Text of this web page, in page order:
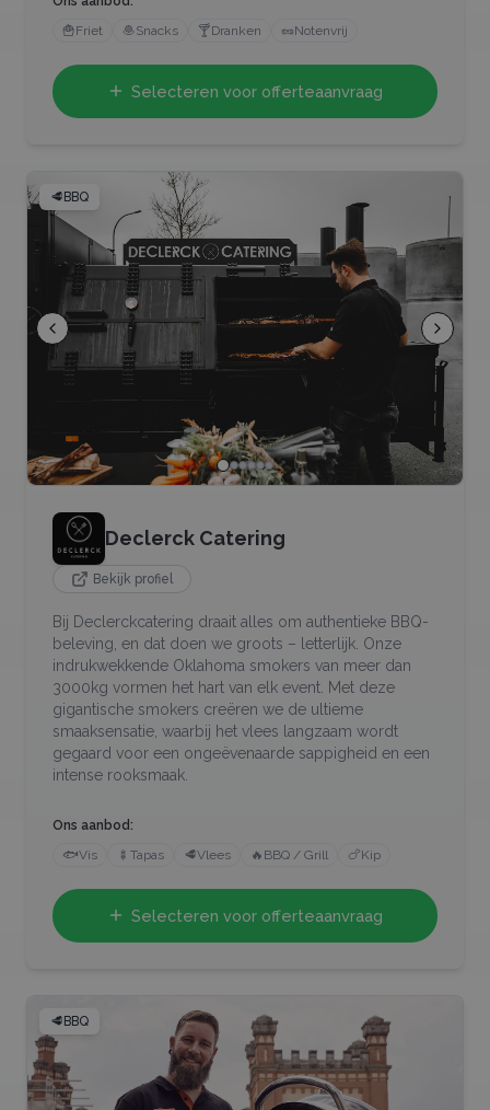
🍟Friet 🧆Snacks 🍸Dranken 🥜Notenvrij
Selecteren voor offerteaanvraag
🥩BBQ
Declerck Catering
Bekijk profiel
Bij Declerckcatering draait alles om authentieke BBQ-
beleving, en dat doen we groots – letterlijk. Onze
indrukwekkende Oklahoma smokers van meer dan
3000kg vormen het hart van elk event. Met deze
gigantische smokers creëren we de ultieme
smaaksensatie, waarbij het vlees langzaam wordt
gegaard voor een ongeëvenaarde sappigheid en een
intense rooksmaak.
Ons aanbod:
🐟Vis 🍢 Tapas 🥩Vlees 🔥 BBQ / Grill 🍗Kip
Selecteren voor offerteaanvraag
🥩BBQ